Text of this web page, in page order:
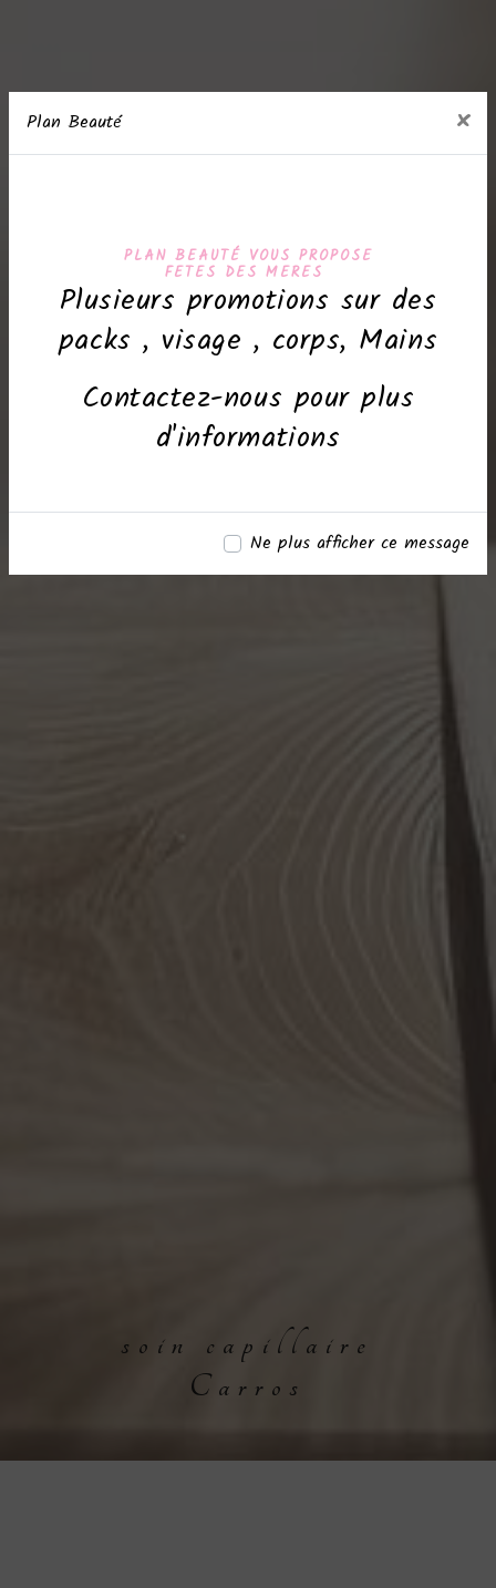
Plan Beauté ×
PLAN BEAUTÉ VOUS PROPOSE
FETES DES MERES
Plusieurs promotions sur des
packs , visage , corps, Mains
Contactez-nous pour plus
d'informations
Ne plus afficher ce message
soin capillaire
Carros